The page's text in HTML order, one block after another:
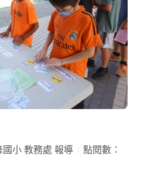
國小 教務處 報導
點閱數：